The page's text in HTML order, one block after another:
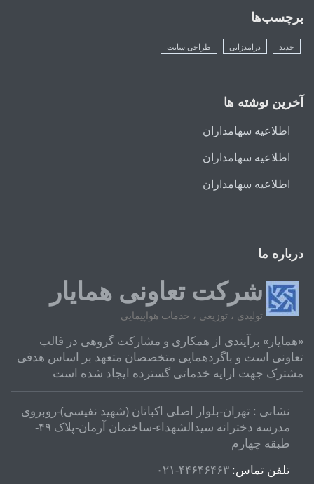
برچسب‌ها
جدید درامدزایی طراحی سایت
آخرین نوشته ها
اطلاعیه سهامداران
اطلاعیه سهامداران
اطلاعیه سهامداران
درباره ما
شرکت تعاونی همایار
تولیدی ، توزیعی ، خدمات هواپیمایی
«همایار» برآیندی از همکاری و مشارکت گروهی در قالب
تعاونی است و باگردهمایی متخصصان متعهد بر اساس هدفی
مشترک جهت ارایه خدماتی گسترده ایجاد شده است
نشانی : تهران-بلوار اصلی اکباتان (شهید نفیسی)-روبروی
مدرسه دخترانه سیدالشهداء-ساخنمان آرمان-پلاک ۴۹-
طبقه چهارم
تلفن تماس: ۴۴۶۴۶۴۶۳-۰۲۱